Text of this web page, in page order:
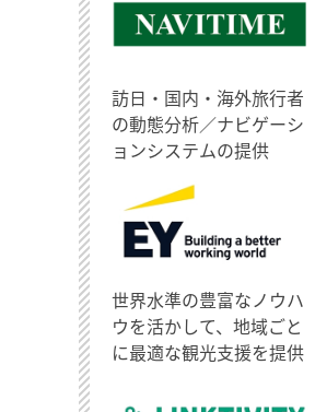
訪日・国内・海外旅行者
の動態分析／ナビゲーシ
ョンシステムの提供
世界水準の豊富なノウハ
ウを活かして、地域ごと
に最適な観光支援を提供